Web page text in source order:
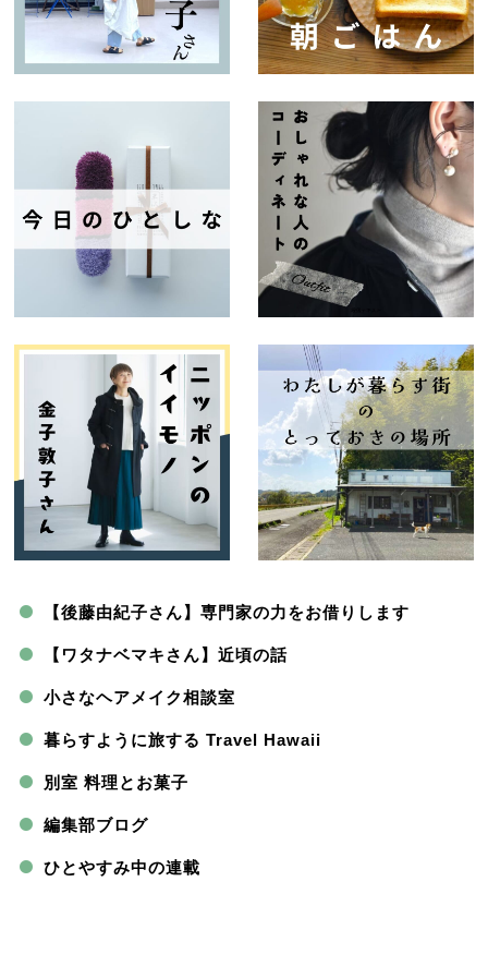
【後藤由紀子さん】専門家の力をお借りします
【ワタナベマキさん】近頃の話
小さなヘアメイク相談室
暮らすように旅する Travel Hawaii
別室 料理とお菓子
編集部ブログ
ひとやすみ中の連載